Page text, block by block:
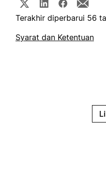
Terakhir diperbarui 56
Syarat dan Ketentuan